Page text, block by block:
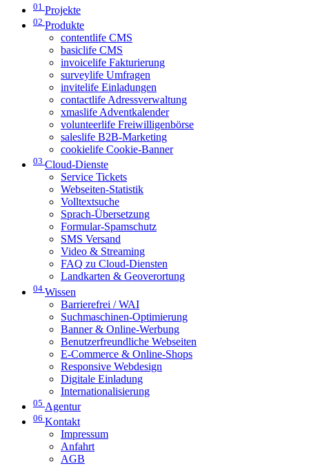
01 Projekte
02 Produkte
contentlife CMS
basiclife CMS
invoicelife Fakturierung
surveylife Umfragen
invitelife Einladungen
contactlife Adressverwaltung
xmaslife Adventkalender
volunteerlife Freiwilligenbörse
saleslife B2B-Marketing
cookielife Cookie-Banner
03 Cloud-Dienste
Service Tickets
Webseiten-Statistik
Volltextsuche
Sprach-Übersetzung
Formular-Spamschutz
SMS Versand
Video & Streaming
FAQ zu Cloud-Diensten
Landkarten & Geoverortung
04 Wissen
Barrierefrei / WAI
Suchmaschinen-Optimierung
Banner & Online-Werbung
Benutzerfreundliche Webseiten
E-Commerce & Online-Shops
Responsive Webdesign
Digitale Einladung
Internationalisierung
05 Agentur
06 Kontakt
Impressum
Anfahrt
AGB